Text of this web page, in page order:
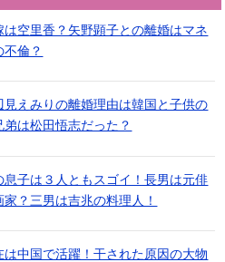
は空里香？矢野顕子との離婚はマネ
不倫？
見えみりの離婚理由は韓国と子供の
弟は松田悟志だった？
息子は３人ともスゴイ！長男は元俳
？三男は吉兆の料理人！
は中国で活躍！干された原因の大物